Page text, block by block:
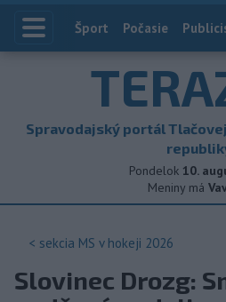
Index
Šport Počasie
Spravodajský portál
Pondelok 10.
Meniny má
< sekcia MS v hokeji 2026
Slovinec Drozg: